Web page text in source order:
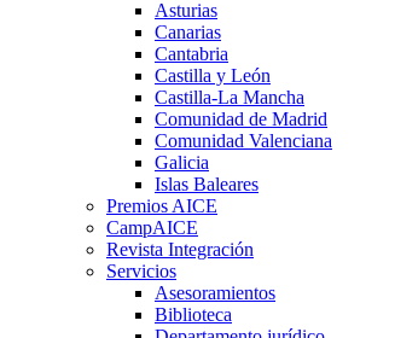
Asturias
Canarias
Cantabria
Castilla y León
Castilla-La Mancha
Comunidad de Madrid
Comunidad Valenciana
Galicia
Islas Baleares
Premios AICE
CampAICE
Revista Integración
Servicios
Asesoramientos
Biblioteca